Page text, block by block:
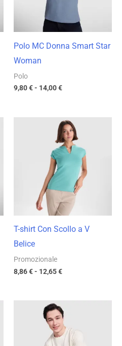
Polo MC Donna Smart Star
Woman
Polo
9,80€- 14,00€
T-shirt Con Scollo a V
Belice
Promozionale
8,86€- 12,65€
Fascia
di
prezzo:
da
a
12,65 €
Fascia
di
prezzo:
da
6,85 €